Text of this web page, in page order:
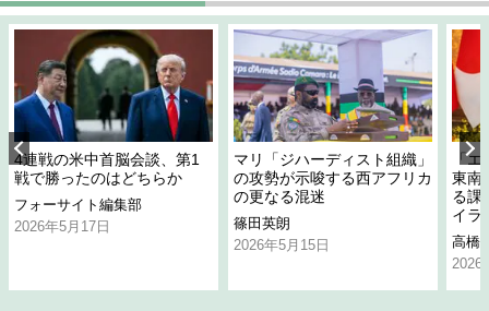
4連戦の米中首脳会談、第1
戦で勝ったのはどちらか
フォーサイト編集部
2026年5月17日
マリ「ジハーディスト組織」
の攻勢が示唆する西アフリカ
の更なる混迷
篠田英朗
2026年5月15日
「
東南
る課
イラ
高橋
2026